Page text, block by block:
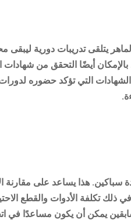
يتلقى تدريبات دورية
أيضًا التحقق من
التي تؤكد حضوره
هذا يساعد على مقارنة
تكلفة الأدوات والقطع
يمكن أن يكون مساعدًا في